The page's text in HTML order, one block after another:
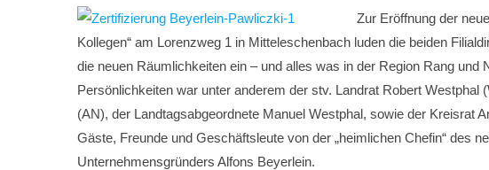
Zur Eröffnung der
Kollegen“ am Lorenzweg 1 in Mitteleschenbach luden die beiden
die neuen Räumlichkeiten ein – und alles was in der Region Rang und
Persönlichkeiten war unter anderem der stv. Landrat Robert
(AN), der Landtagsabgeordnete Manuel Westphal, sowie der Kreisrat
Gäste, Freunde und Geschäftsleute von der „heimlichen Chefin“ des
Unternehmensgründers Alfons Beyerlein.